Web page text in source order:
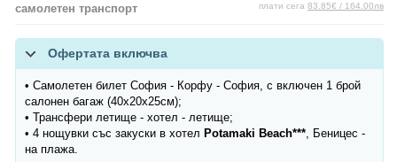
самолетен транспорт
плати сега 83.85€ / 164.00лв
Офертата включва
• Самолетен билет София - Корфу - София, с включен 1 брой
салонен багаж (40х20х25см);
• Трансфери летище - хотел - летище;
• 4 нощувки със закуски в хотел Potamaki Beach***, Беницес -
на плажа.